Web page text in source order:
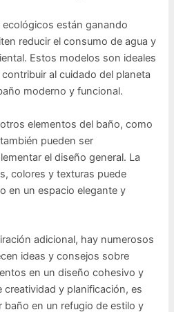
están ganando
reducir el consumo de agua y
Estos modelos son ideales
al cuidado del planeta
moderno y funcional.
elementos del baño, como
pueden ser
el diseño general. La
colores y texturas puede
en un espacio elegante y
adicional, hay numerosos
ideas y consejos sobre
en un diseño cohesivo y
y planificación, es
baño en un refugio de estilo y